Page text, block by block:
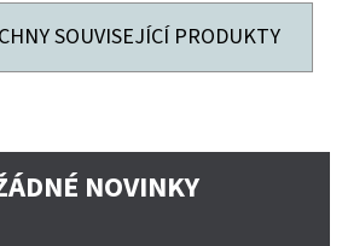
SOUVISEJÍCÍ PRODUKTY
NOVINKY